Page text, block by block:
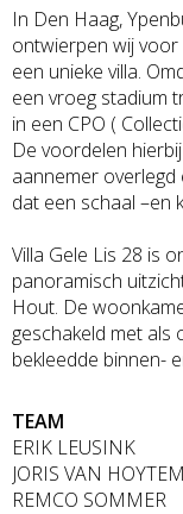
In Den Haag,
ontwierpen wij
een unieke villa.
een vroeg stadium
in een CPO (
De voordelen
aannemer
dat een schaal –en
Villa Gele Lis 28 is
panoramisch
Hout. De
geschakeld met als
bekleedde binnen-
TEAM
ERIK LEUSINK
JORIS VAN
REMCO SOMMER